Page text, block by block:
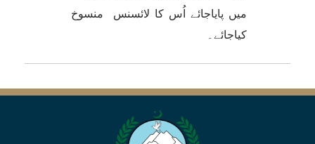
میں پایاجائے اُس کا لائسنس منسوخ
کیاجائے۔